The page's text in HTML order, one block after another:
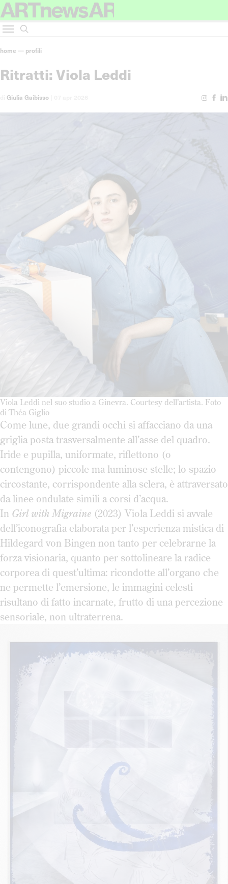
home — profili
Ritratti: Viola Leddi
Giulia Gaibisso
Viola Leddi nel suo studio a Ginevra. Courtesy dell’artista. Foto
di Théa Giglio
Come lune, due grandi occhi si affacciano da una
griglia posta trasversalmente all’asse del quadro.
Iride e pupilla, uniformate, riflettono (o
contengono) piccole ma luminose stelle; lo spazio
circostante, corrispondente alla sclera, è attraversato
da linee ondulate simili a corsi d’acqua.
In Girl with Migraine (2023) Viola Leddi si avvale
dell’iconografia elaborata per l’esperienza mistica di
Hildegard von Bingen non tanto per celebrarne la
forza visionaria, quanto per sottolineare la radice
corporea di quest’ultima: ricondotte all’organo che
ne permette l’emersione, le immagini celesti
risultano di fatto incarnate, frutto di una percezione
sensoriale, non ultraterrena.